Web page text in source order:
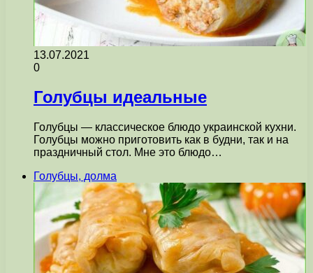
13.07.2021
0
Голубцы идеальные
Голубцы — классическое блюдо украинской кухни.
Голубцы можно приготовить как в будни, так и на
праздничный стол. Мне это блюдо…
Голубцы, долма